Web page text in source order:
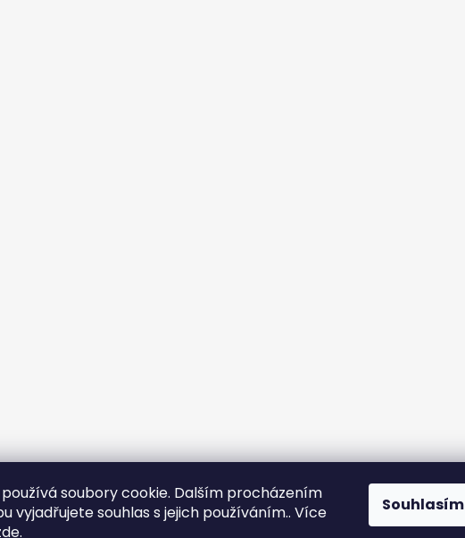
soubory cookie. Dalším procházením
vyjadřujete souhlas s jejich používáním.. Více
.
Souhlasím